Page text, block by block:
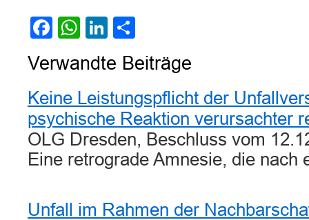
Facebook
WhatsApp
LinkedIn
Verwandte Beiträge
Keine Leistungspflicht der
psychische Reaktion verursachter
OLG Dresden, Beschluss vom
Eine retrograde Amnesie, die
Unfall im Rahmen der